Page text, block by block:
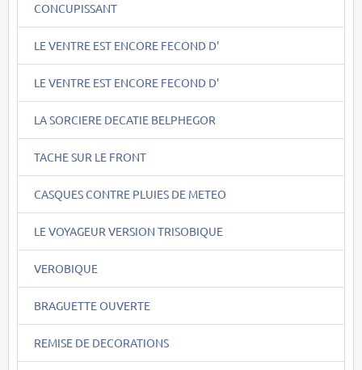
CONCUPISSANT
LE VENTRE EST ENCORE FECOND D'
LE VENTRE EST ENCORE FECOND D'
LA SORCIERE DECATIE BELPHEGOR
TACHE SUR LE FRONT
CASQUES CONTRE PLUIES DE METEO
LE VOYAGEUR VERSION TRISOBIQUE
VEROBIQUE
BRAGUETTE OUVERTE
REMISE DE DECORATIONS